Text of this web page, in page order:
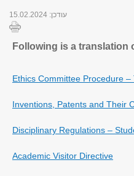
עודכן: 15.02.2024
Following is a translation
Ethics Committee Procedure
Inventions, Patents and Their
Disciplinary Regulations –
Academic Visitor Directive